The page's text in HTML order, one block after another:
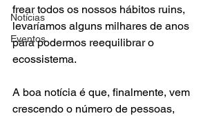
Notícias
Eventos
frear todos os nossos hábitos ruins,
levaríamos alguns milhares de anos
para podermos reequilibrar o
ecossistema.
A boa notícia é que, finalmente, vem
crescendo o número de pessoas,